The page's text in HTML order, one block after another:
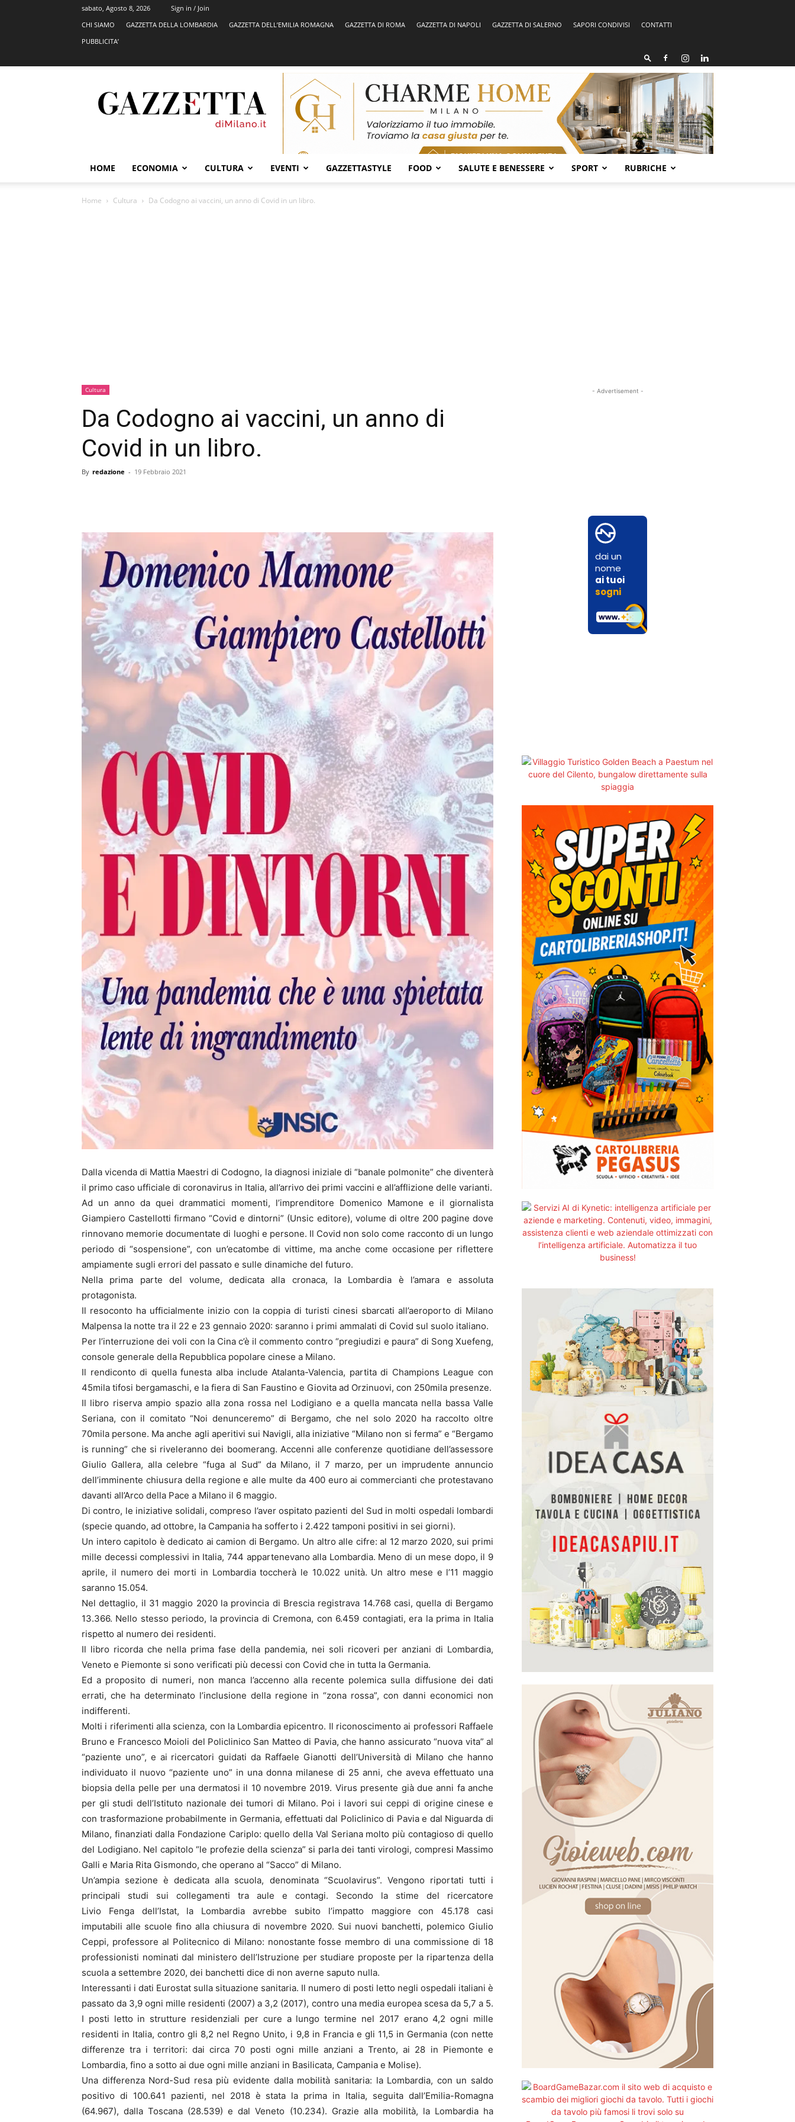
sabato, Agosto 8, 2026
Sign in / Join
CHI SIAMO
GAZZETTA DELLA LOMBARDIA GAZZETTA DELL’EMILIA ROMAGNA GAZZETTA DI ROMA GAZZETTA DI NAPOLI GAZZETTA DI SALERNO SAPORI CONDIVISI
CONTATTI
PUBBLICITA’
HOME ECONOMIA CULTURA EVENTI GAZZETTASTYLE FOOD SALUTE E BENESSERE SPORT RUBRICHE
Home Cultura Da Codogno ai vaccini, un anno di Covid in un libro.
Cultura
Da Codogno ai vaccini, un anno di
Covid in un libro.
By redazione - 19 Febbraio 2021
Dalla vicenda di Mattia Maestri di Codogno, la diagnosi iniziale di “banale polmonite” che diventerà
il primo caso ufficiale di coronavirus in Italia, all’arrivo dei primi vaccini e all’afflizione delle varianti.
Ad un anno da quei drammatici momenti, l’imprenditore Domenico Mamone e il giornalista
Giampiero Castellotti firmano “Covid e dintorni” (Unsic editore), volume di oltre 200 pagine dove
rinnovano memorie documentate di luoghi e persone. Il Covid non solo come racconto di un lungo
periodo di “sospensione”, con un’ecatombe di vittime, ma anche come occasione per riflettere
ampiamente sugli errori del passato e sulle dinamiche del futuro.
Nella prima parte del volume, dedicata alla cronaca, la Lombardia è l’amara e assoluta
protagonista.
Il resoconto ha ufficialmente inizio con la coppia di turisti cinesi sbarcati all’aeroporto di Milano
Malpensa la notte tra il 22 e 23 gennaio 2020: saranno i primi ammalati di Covid sul suolo italiano.
Per l’interruzione dei voli con la Cina c’è il commento contro “pregiudizi e paura” di Song Xuefeng,
console generale della Repubblica popolare cinese a Milano.
Il rendiconto di quella funesta alba include Atalanta-Valencia, partita di Champions League con
45mila tifosi bergamaschi, e la fiera di San Faustino e Giovita ad Orzinuovi, con 250mila presenze.
Il libro riserva ampio spazio alla zona rossa nel Lodigiano e a quella mancata nella bassa Valle
Seriana, con il comitato “Noi denunceremo” di Bergamo, che nel solo 2020 ha raccolto oltre
70mila persone. Ma anche agli aperitivi sui Navigli, alla iniziative “Milano non si ferma” e “Bergamo
is running” che si riveleranno dei boomerang. Accenni alle conferenze quotidiane dell’assessore
Giulio Gallera, alla celebre “fuga al Sud” da Milano, il 7 marzo, per un imprudente annuncio
dell’imminente chiusura della regione e alle multe da 400 euro ai commercianti che protestavano
davanti all’Arco della Pace a Milano il 6 maggio.
Di contro, le iniziative solidali, compreso l’aver ospitato pazienti del Sud in molti ospedali lombardi
(specie quando, ad ottobre, la Campania ha sofferto i 2.422 tamponi positivi in sei giorni).
Un intero capitolo è dedicato ai camion di Bergamo. Un altro alle cifre: al 12 marzo 2020, sui primi
mille decessi complessivi in Italia, 744 appartenevano alla Lombardia. Meno di un mese dopo, il 9
aprile, il numero dei morti in Lombardia toccherà le 10.022 unità. Un altro mese e l’11 maggio
saranno 15.054.
Nel dettaglio, il 31 maggio 2020 la provincia di Brescia registrava 14.768 casi, quella di Bergamo
13.366. Nello stesso periodo, la provincia di Cremona, con 6.459 contagiati, era la prima in Italia
rispetto al numero dei residenti.
Il libro ricorda che nella prima fase della pandemia, nei soli ricoveri per anziani di Lombardia,
Veneto e Piemonte si sono verificati più decessi con Covid che in tutta la Germania.
Ed a proposito di numeri, non manca l’accenno alla recente polemica sulla diffusione dei dati
errati, che ha determinato l’inclusione della regione in “zona rossa”, con danni economici non
indifferenti.
Molti i riferimenti alla scienza, con la Lombardia epicentro. Il riconoscimento ai professori Raffaele
Bruno e Francesco Moioli del Policlinico San Matteo di Pavia, che hanno assicurato “nuova vita” al
“paziente uno”, e ai ricercatori guidati da Raffaele Gianotti dell’Università di Milano che hanno
individuato il nuovo “paziente uno” in una donna milanese di 25 anni, che aveva effettuato una
biopsia della pelle per una dermatosi il 10 novembre 2019. Virus presente già due anni fa anche
per gli studi dell’Istituto nazionale dei tumori di Milano. Poi i lavori sui ceppi di origine cinese e
con trasformazione probabilmente in Germania, effettuati dal Policlinico di Pavia e dal Niguarda di
Milano, finanziati dalla Fondazione Cariplo: quello della Val Seriana molto più contagioso di quello
del Lodigiano. Nel capitolo “le profezie della scienza” si parla dei tanti virologi, compresi Massimo
Galli e Maria Rita Gismondo, che operano al “Sacco” di Milano.
Un’ampia sezione è dedicata alla scuola, denominata “Scuolavirus”. Vengono riportati tutti i
principali studi sui collegamenti tra aule e contagi. Secondo la stime del ricercatore
Livio Fenga dell’Istat, la Lombardia avrebbe subito l’impatto maggiore con 45.178 casi
imputabili alle scuole fino alla chiusura di novembre 2020. Sui nuovi banchetti, polemico Giulio
Ceppi, professore al Politecnico di Milano: nonostante fosse membro di una commissione di 18
professionisti nominati dal ministero dell’Istruzione per studiare proposte per la ripartenza della
scuola a settembre 2020, dei banchetti dice di non averne saputo nulla.
Interessanti i dati Eurostat sulla situazione sanitaria. Il numero di posti letto negli ospedali italiani è
passato da 3,9 ogni mille residenti (2007) a 3,2 (2017), contro una media europea scesa da 5,7 a 5.
I posti letto in strutture residenziali per cure a lungo termine nel 2017 erano 4,2 ogni mille
residenti in Italia, contro gli 8,2 nel Regno Unito, i 9,8 in Francia e gli 11,5 in Germania (con nette
differenze tra i territori: dai circa 70 posti ogni mille anziani a Trento, ai 28 in Piemonte e
Lombardia, fino a sotto ai due ogni mille anziani in Basilicata, Campania e Molise).
Una differenza Nord-Sud resa più evidente dalla mobilità sanitaria: la Lombardia, con un saldo
positivo di 100.641 pazienti, nel 2018 è stata la prima in Italia, seguita dall’Emilia-Romagna
(64.967), dalla Toscana (28.539) e dal Veneto (10.234). Grazie alla mobilità, la Lombardia ha
- Advertisement -